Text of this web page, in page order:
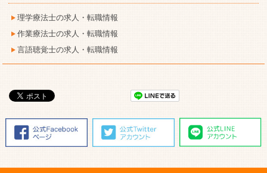
理学療法士の求人・転職情報
作業療法士の求人・転職情報
言語聴覚士の求人・転職情報